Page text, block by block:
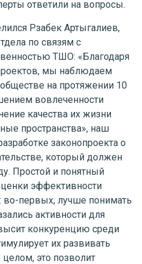
ответили на вопросы.
Рзабек Артыгалиев,
по связям с
ТШО: «Благодаря
мы наблюдаем
на протяжении 10
вовлеченности
качества их жизни
пространства», наш
законопроекта о
который должен
Простой и понятный
эффективности
во-первых, лучше понимать
активности для
конкуренцию среди
их развивать
это позволит